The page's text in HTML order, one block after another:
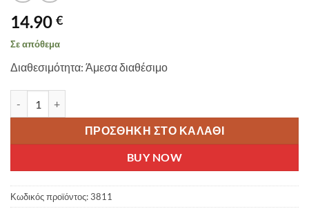
14.90 €
Σε απόθεμα
Διαθεσιμότητα: Άμεσα διαθέσιμο
ΠΡΟΣΘΉΚΗ ΣΤΟ ΚΑΛΆΘΙ
BUY NOW
Κωδικός προϊόντος:3811